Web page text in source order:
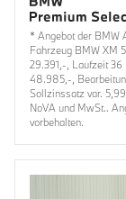
* Angebot der BMW
Fahrzeug BMW XM
29.391,-, Laufzeit
48.985,-,
Sollzinssatz var.
NoVA und MwSt..
vorbehalten.